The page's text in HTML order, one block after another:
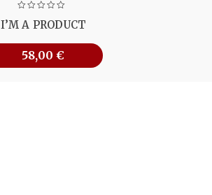
I’M A PRODUCT
58,00€